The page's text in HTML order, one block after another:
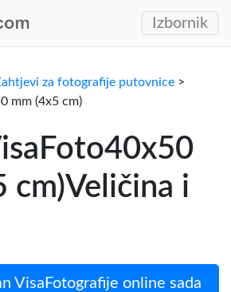
Izbornik
za fotografije putovnice >
mm (4x5 cm)
cm)Veličina i
VisaFotografije online sada